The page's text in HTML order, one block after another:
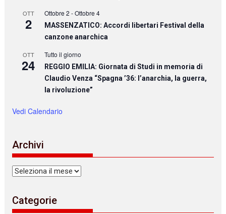
OTT
2
Ottobre 2 -Ottobre 4
MASSENZATICO: Accordi libertari Festival della
canzone anarchica
OTT
24
Tutto il giorno
REGGIO EMILIA: Giornata di Studi in memoria di
Claudio Venza “Spagna ’36: l’anarchia, la guerra,
la rivoluzione”
Vedi Calendario
Archivi
Archivi
Categorie